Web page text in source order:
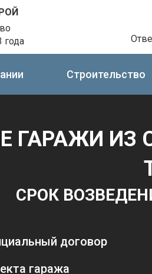
года
Строительство
ГАРАЖИ ИЗ
СРОК
договор
гаража